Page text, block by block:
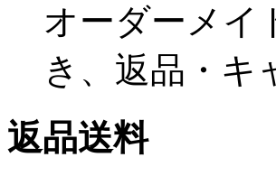
オーダーメイ
き、返品・キ
返品送料